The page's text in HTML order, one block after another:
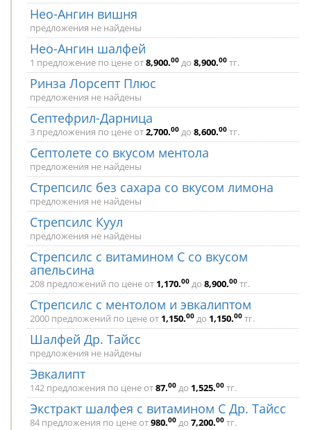
Нео-Ангин вишня
предложения не найдены
Нео-Ангин шалфей
1 предложение по цене от8,900.00 до 8,900.00 тг.
Ринза Лорсепт Плюс
предложения не найдены
Септефрил-Дарница
3 предложения по цене от2,700.00 до 8,600.00 тг.
Септолете со вкусом ментола
предложения не найдены
Стрепсилс без сахара со вкусом лимона
предложения не найдены
Стрепсилс Куул
предложения не найдены
Стрепсилс с витамином С со вкусом
апельсина
208 предложений по цене от 1,170.00 до 8,900.00 тг.
Стрепсилс с ментолом и эвкалиптом
2000 предложений по цене от 1,150.00 до 1,150.00 тг.
Шалфей Др. Тайсс
предложения не найдены
Эвкалипт
142 предложения по цене от87.00 до 1,525.00 тг.
Экстракт шалфея с витамином С Др. Тайсс
84 предложения по цене от980.00 до 7,200.00 тг.